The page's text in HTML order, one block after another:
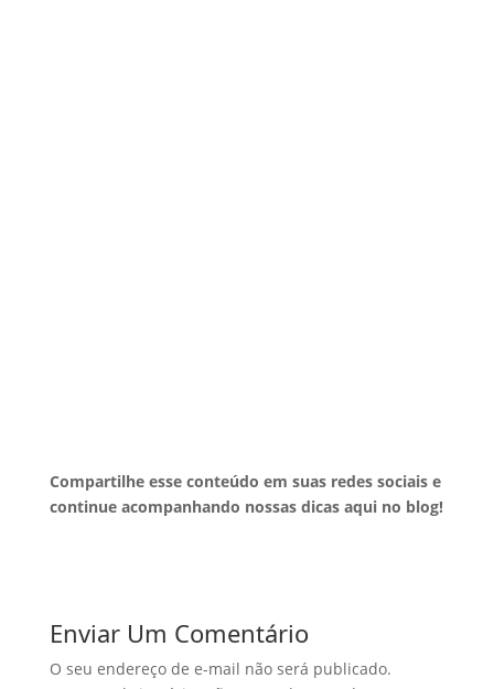
Compartilhe esse conteúdo em suas redes sociais e
continue acompanhando nossas dicas aqui no blog!
Enviar Um Comentário
O seu endereço de e-mail não será publicado.